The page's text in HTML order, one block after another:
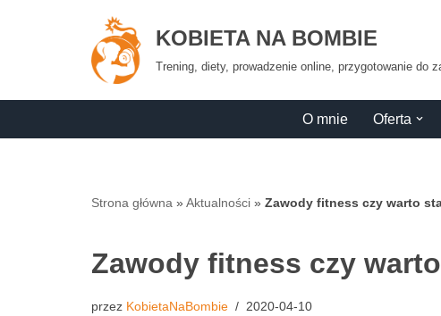
KOBIETA NA BOMBIE
Trening, diety, prowadzenie online, przygotowanie do
O mnie Oferta
Strona główna »Aktualności » Zawody fitness czy warto
Zawody fitness czy
przez KobietaNaBombie 2020-04-10